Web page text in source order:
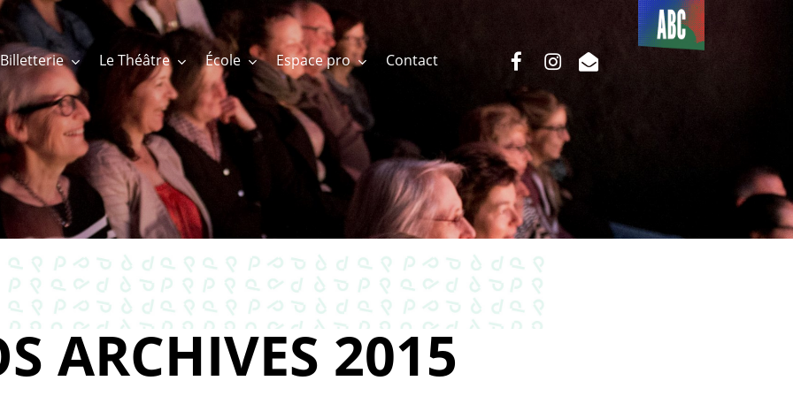
Billetterie Le Théâtre École Espace pro Contact
Du côté
de l’ABC
facebookinstagram
email
ARCHIVES 2015